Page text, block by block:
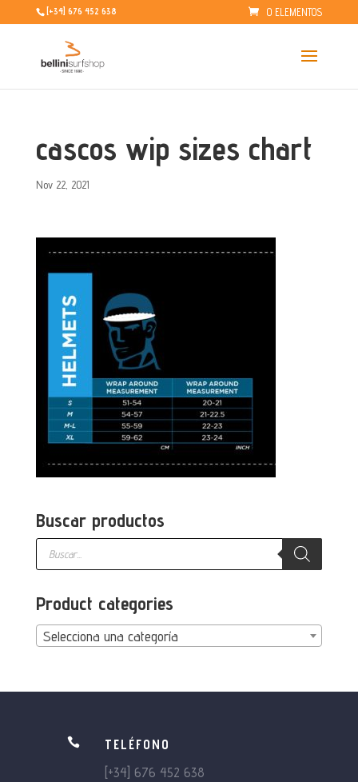
[+34] 676 452 638 0 ELEMENTOS
cascos wip sizes chart
Nov 22, 2021
Buscar productos
Búsqueda
productos
Product categories
Selecciona una categoría

TELÉFONO
[+34] 676 452 638